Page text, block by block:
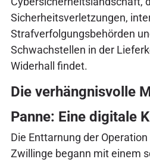
Sicherheitsverletzungen,
Strafverfolgungsbehörden
Schwachstellen in der
Widerhall findet.
Die verhängnisvolle
Panne: Eine digitale
Die Enttarnung der
Zwillinge begann mit einem